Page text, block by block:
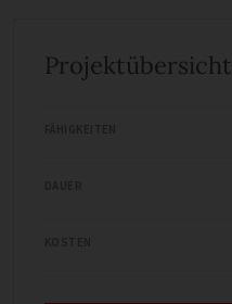
Projektübersicht